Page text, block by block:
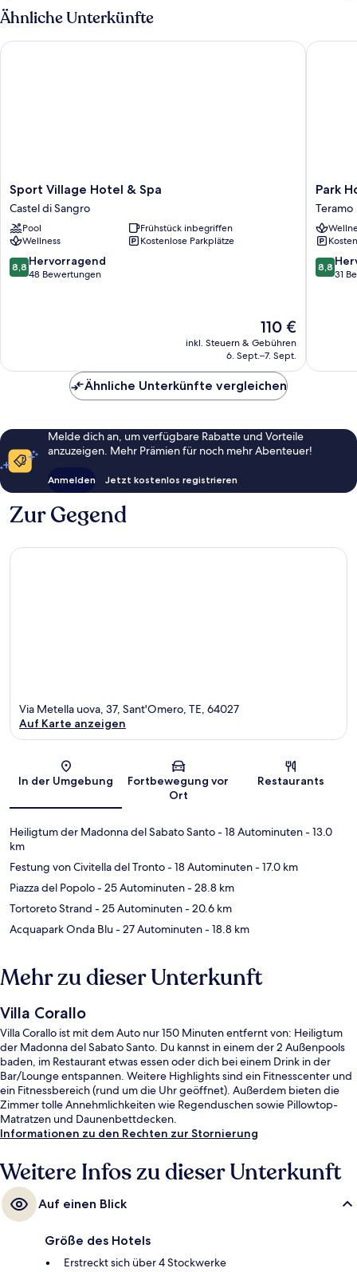
Ähnliche Unterkünfte
Sport
Village
Hotel
&
Spa
Castel
di
Sport Village Hotel & Spa
Castel di Sangro
Pool
Frühstück inbegriffen
Wellness
Kostenlose Parkplätze
8.8
von
8,8 Hervorragend
48 Bewertungen
Der
Preis
beträgt
110 €
inkl. Steuern & Gebühren
6. Sept.–7. Sept.
Sport Village Hotel & Spa
Park
Hotel
Teramo
Park
Teramo
8.8
von
8,8
31
Park
Ähnliche Unterkünfte vergleichen
Melde dich an, um verfügbare Rabatte und Vorteile
anzuzeigen. Mehr Prämien für noch mehr Abenteuer!
Anmelden Jetzt kostenlos registrieren
Zur Gegend
Karte
Via Metella uova, 37, Sant'Omero, TE, 64027
Auf Karte anzeigen
In der Umgebung
Fortbewegung vor
Ort
Restaurants
Heiligtum der Madonna del Sabato Santo- 18 Autominuten- 13.0
km
Festung von Civitella del Tronto- 18 Autominuten- 17.0 km
Piazza del Popolo- 25 Autominuten- 28.8 km
Tortoreto Strand - 25 Autominuten- 20.6 km
Acquapark Onda Blu- 27 Autominuten- 18.8 km
Mehr zu dieser Unterkunft
Villa Corallo
Villa Corallo ist mit dem Auto nur 150 Minuten entfernt von: Heiligtum
der Madonna del Sabato Santo. Du kannst in einem der 2 Außenpools
baden, im Restaurant etwas essen oder dich bei einem Drink in der
Bar/Lounge entspannen. Weitere Highlights sind ein Fitnesscenter und
ein Fitnessbereich (rund um die Uhr geöffnet). Außerdem bieten die
Zimmer tolle Annehmlichkeiten wie Regenduschen sowie Pillowtop-
Matratzen und Daunenbettdecken.
Informationen zu den Rechten zur Stornierung
Weitere Infos zu dieser Unterkunft
Auf einen Blick
Größe des Hotels
Erstreckt sich über 4 Stockwerke